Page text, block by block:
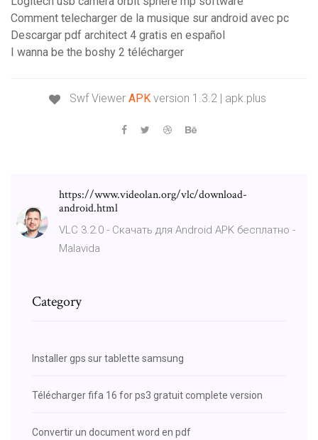
Comment telecharger de la musique sur android avec pc
Descargar pdf architect 4 gratis en español
I wanna be the boshy 2 télécharger
Swf Viewer APKversion 1.3.2 | apk.plus
https://www.videolan.org/vlc/download-
android.html
VLC 3.2.0 - Скачать для Android APK бесплатно -
Malavida
Category
Installer gps sur tablette samsung
Télécharger fifa 16 for ps3 gratuit complete version
Convertir un document word en pdf